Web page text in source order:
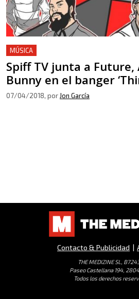
MÚSICA
Spiff TV junta a Future,
Bunny en el banger
07/04/2018, por Jon García
Contacto & Publicidad |
THE MEDIZINE SL,
Paseo Castellana 194,
Todos los derechos